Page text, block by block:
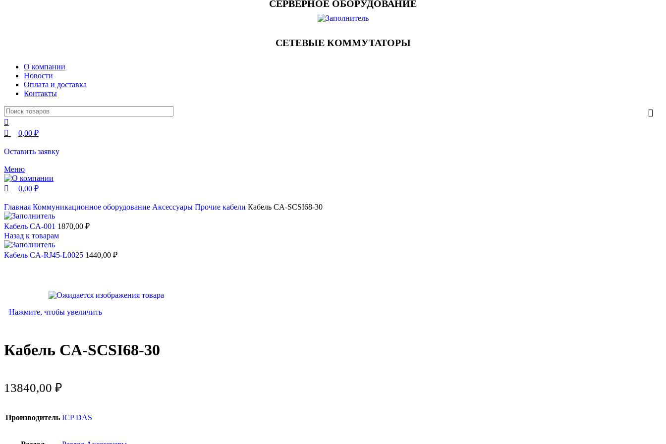
СЕРВЕРНОЕ ОБОРУДОВАНИЕ
СЕТЕВЫЕ КОММУТАТОРЫ
О компании
Новости
Оплата и доставка
Контакты
0,00 ₽
Оставить заявку
Меню
0,00 ₽
Главная Коммуникационное оборудование Аксессуары Прочие кабели Кабель CA-SCSI68-30
Кабель CA-001 1870,00 ₽
Назад к товарам
Кабель CA-RJ45-L0025 1440,00 ₽
Нажмите, чтобы увеличить
Кабель CA-SCSI68-30
13840,00 ₽
Производитель ICP DAS